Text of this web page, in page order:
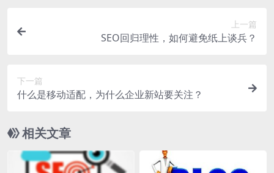
上一篇
SEO回归理性，如何避免纸上谈兵？
下一篇
什么是移动适配，为什么企业新站要关注？
相关文章